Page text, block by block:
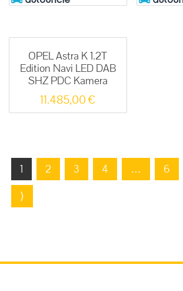
OPEL Astra K 1.2T
Edition Navi LED DAB
SHZ PDC Kamera
11.485,00€
1 2 3 4 … 6
⟩